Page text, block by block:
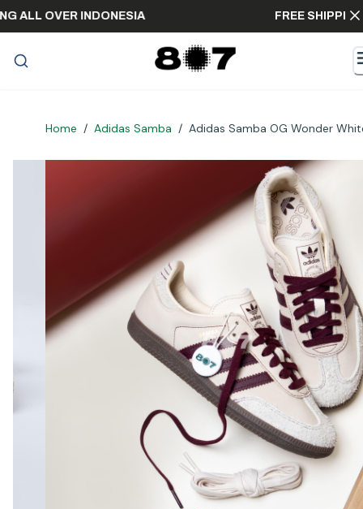
ALL OVER INDONESIA FREE
Home / Adidas Samba / Adidas Samba OG Wonder